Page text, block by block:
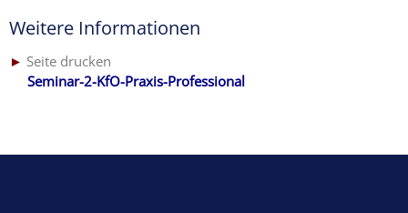
Weitere Informationen
► Seite drucken
Seminar-2-KfO-Praxis-Professional